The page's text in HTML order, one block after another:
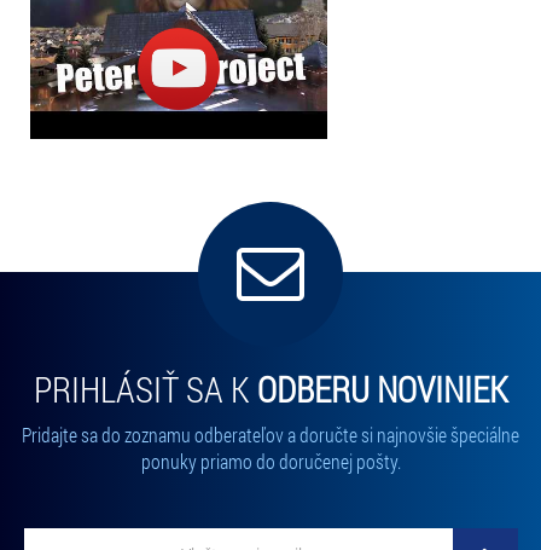
PRIHLÁSIŤ SA K ODBERU NOVINIEK
Pridajte sa do zoznamu odberateľov a doručte si najnovšie špeciálne
ponuky priamo do doručenej pošty.